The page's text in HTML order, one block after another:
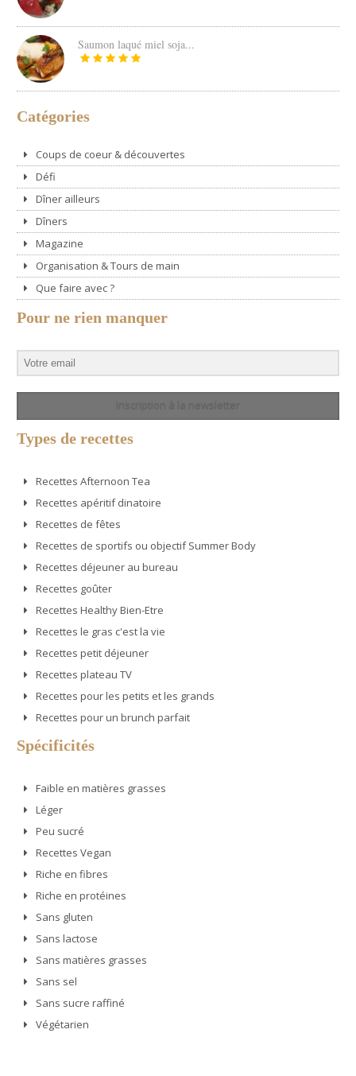
Saumon laqué miel soja...
Catégories
Coups de coeur & découvertes
Défi
Dîner ailleurs
Dîners
Magazine
Organisation & Tours de main
Que faire avec ?
Pour ne rien manquer
Types de recettes
Recettes Afternoon Tea
Recettes apéritif dinatoire
Recettes de fêtes
Recettes de sportifs ou objectif Summer Body
Recettes déjeuner au bureau
Recettes goûter
Recettes Healthy Bien-Etre
Recettes le gras c'est la vie
Recettes petit déjeuner
Recettes plateau TV
Recettes pour les petits et les grands
Recettes pour un brunch parfait
Spécificités
Faible en matières grasses
Léger
Peu sucré
Recettes Vegan
Riche en fibres
Riche en protéines
Sans gluten
Sans lactose
Sans matières grasses
Sans sel
Sans sucre raffiné
Végétarien